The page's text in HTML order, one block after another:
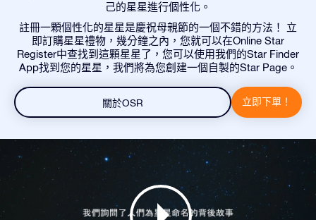
己的星星進行個性化。
註冊一顆個性化的星星是慶祝母親節的一個不錯的方法！ 立
即訂購星星禮物，幾分鐘之內，您就可以在Online Star
Register中查找到這顆星星了，您可以使用我們的Star Finder
App找到您的星星，我們將為您創建一個自製的Star Page。
關於OSR 立即下單！